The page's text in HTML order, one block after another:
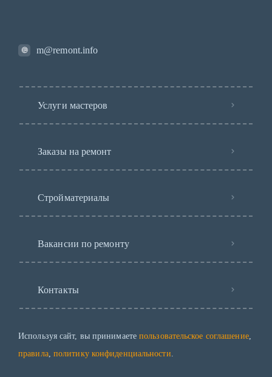
m@remont.info
Услуги мастеров
Заказы на ремонт
Стройматериалы
Вакансии по ремонту
Контакты
Используя сайт, вы принимаете пользовательское соглашение,
правила, политику конфиденциальности